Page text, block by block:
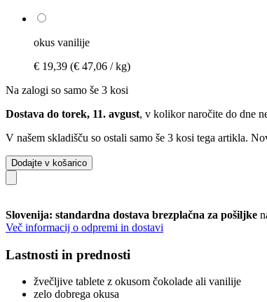
okus vanilije
€ 19,39 (€ 47,06 / kg)
Na zalogi so samo še 3 kosi
Dostava do torek, 11. avgust, v kolikor naročite do dne
V našem skladišču so ostali samo še 3 kosi tega artikla.
Dodajte v košarico
Slovenija: standardna dostava brezplačna za pošiljke
Več informacij o odpremi in dostavi
Lastnosti in prednosti
žvečljive tablete z okusom čokolade ali vanilije
zelo dobrega okusa